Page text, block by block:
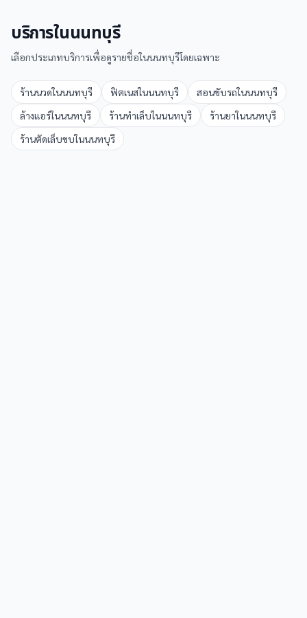
บริการในนนทบุรี
เลือกประเภทบริการเพื่อดูรายชื่อในนนทบุรีโดยเฉพาะ
ร้านนวดในนนทบุรี ฟิตเนสในนนทบุรี สอนขับรถในนนทบุรี
ล้างแอร์ในนนทบุรี ร้านทำเล็บในนนทบุรี ร้านยาในนนทบุรี
ร้านตัดเล็บขบในนนทบุรี